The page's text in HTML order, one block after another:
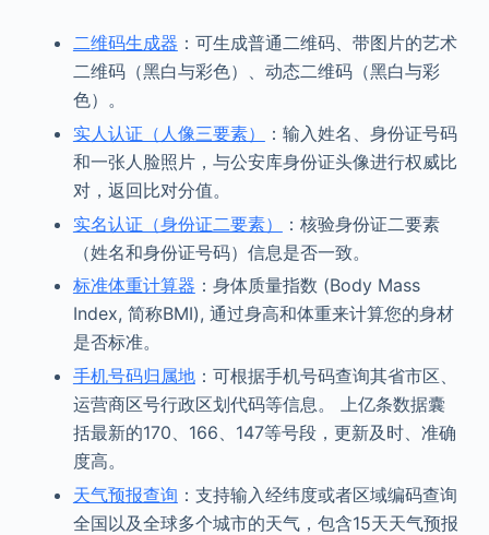
二维码生成器 ：可生成普通二维码、带图片的艺术
二维码（黑白与彩色）、动态二维码（黑白与彩
色）。
实人认证（人像三要素）
：输入姓名、身份证号码
和一张人脸照片，与公安库身份证头像进行权威比
对，返回比对分值。
实名认证（身份证二要素）
：核验身份证二要素
（姓名和身份证号码）信息是否一致。
标准体重计算器 ：身体质量指数 (Body Mass
Index, 简称BMI), 通过身高和体重来计算您的身材
是否标准。
手机号码归属地：可根据手机号码查询其省市区、
运营商区号行政区划代码等信息。 上亿条数据囊
括最新的170、166、147等号段，更新及时、准确
度高。
天气预报查询 ：支持输入经纬度或者区域编码查询
全国以及全球多个城市的天气，包含15天天气预报